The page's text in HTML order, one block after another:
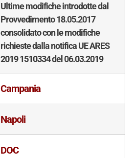
Ultime modifiche introdotte dal
Provvedimento 18.05.2017
consolidato con le modifiche
richieste dalla notifica UE ARES
2019 1510334 del 06.03.2019
Campania
Napoli
DOC